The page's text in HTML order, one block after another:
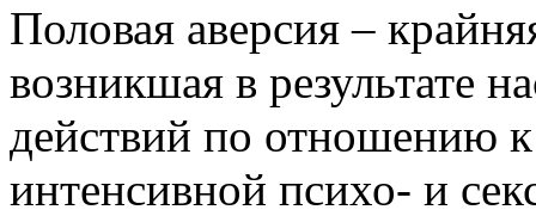
Половая аверсия –
возникшая в результате
действий по отношению
интенсивной психо- и